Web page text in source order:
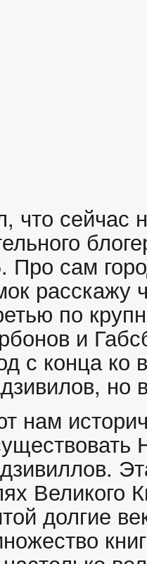
что сейчас
сам
расскажу
по
и
с конца ко
но
нам
Великого
долгие